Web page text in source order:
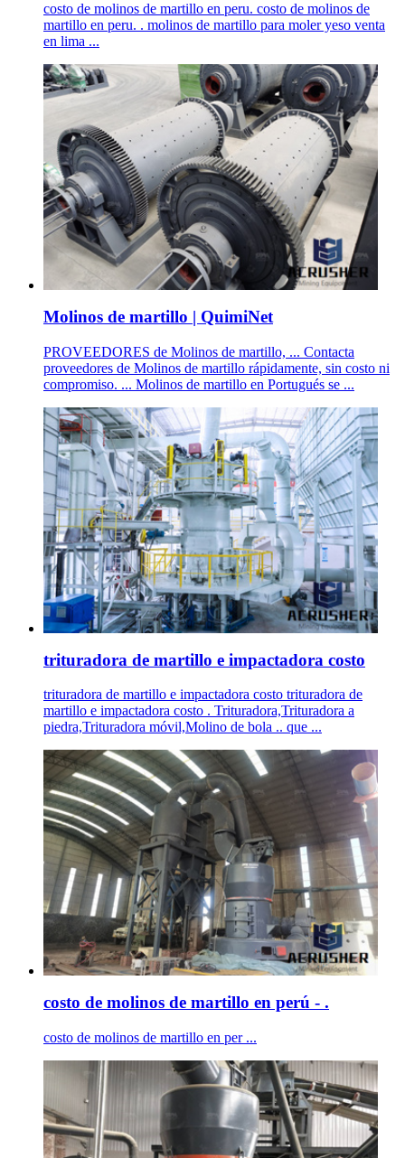
costo de molinos de martillo en peru. costo de molinos de
martillo en peru. . molinos de martillo para moler yeso venta
en lima ...
Molinos de martillo | QuimiNet
PROVEEDORES de Molinos de martillo, ... Contacta
proveedores de Molinos de martillo rápidamente, sin costo ni
compromiso. ... Molinos de martillo en Portugués se ...
trituradora de martillo e impactadora costo
trituradora de martillo e impactadora costo trituradora de
martillo e impactadora costo . Trituradora,Trituradora a
piedra,Trituradora móvil,Molino de bola .. que ...
costo de molinos de martillo en perú - .
costo de molinos de martillo en per ...